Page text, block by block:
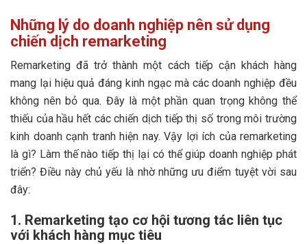
Những lý do doanh nghiệp nên sử dụng
chiến dịch remarketing
Remarketing đã trở thành một cách tiếp cận khách hàng
mang lại hiệu quả đáng kinh ngạc mà các doanh nghiệp đều
không nên bỏ qua. Đây là một phần quan trọng không thể
thiếu của hầu hết các chiến dịch tiếp thị số trong môi trường
kinh doanh cạnh tranh hiện nay. Vậy lợi ích của remarketing
là gì? Làm thế nào tiếp thị lại có thể giúp doanh nghiệp phát
triển? Điều này chủ yếu là nhờ những ưu điểm tuyệt vời sau
đây:
1. Remarketing tạo cơ hội tương tác liên tục
với khách hàng mục tiêu